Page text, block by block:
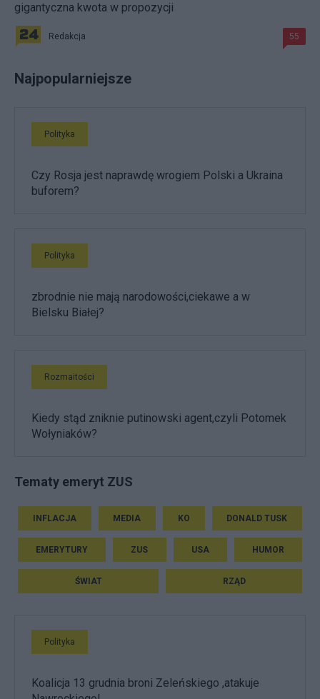
gigantyczna kwota w propozycji
Redakcja 55
Najpopularniejsze
Polityka
Czy Rosja jest naprawdę wrogiem Polski a Ukraina
buforem?
Polityka
zbrodnie nie mają narodowości,ciekawe a w
Bielsku Białej?
Rozmaitości
Kiedy stąd zniknie putinowski agent,czyli Potomek
Wołyniaków?
Tematy emeryt ZUS
INFLACJA MEDIA KO DONALD TUSK
EMERYTURY ZUS USA HUMOR
ŚWIAT RZĄD
Polityka
Koalicja 13 grudnia broni Zeleńskiego ,atakuje